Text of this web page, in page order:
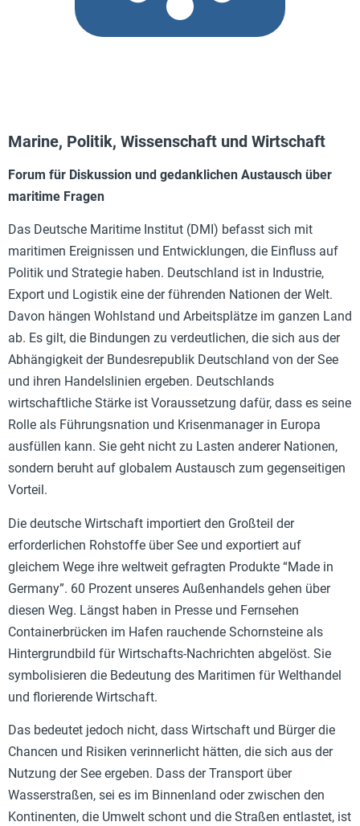
Marine, Politik, Wissenschaft und Wirtschaft
Forum für Diskussion und gedanklichen Austausch über
maritime Fragen
Das Deutsche Maritime Institut (DMI) befasst sich mit
maritimen Ereignissen und Entwicklungen, die Einfluss auf
Politik und Strategie haben. Deutschland ist in Industrie,
Export und Logistik eine der führenden Nationen der Welt.
Davon hängen Wohlstand und Arbeitsplätze im ganzen Land
ab. Es gilt, die Bindungen zu verdeutlichen, die sich aus der
Abhängigkeit der Bundesrepublik Deutschland von der See
und ihren Handelslinien ergeben. Deutschlands
wirtschaftliche Stärke ist Voraussetzung dafür, dass es seine
Rolle als Führungsnation und Krisenmanager in Europa
ausfüllen kann. Sie geht nicht zu Lasten anderer Nationen,
sondern beruht auf globalem Austausch zum gegenseitigen
Vorteil.
Die deutsche Wirtschaft importiert den Großteil der
erforderlichen Rohstoffe über See und exportiert auf
gleichem Wege ihre weltweit gefragten Produkte “Made in
Germany”. 60 Prozent unseres Außenhandels gehen über
diesen Weg. Längst haben in Presse und Fernsehen
Containerbrücken im Hafen rauchende Schornsteine als
Hintergrundbild für Wirtschafts-Nachrichten abgelöst. Sie
symbolisieren die Bedeutung des Maritimen für Welthandel
und florierende Wirtschaft.
Das bedeutet jedoch nicht, dass Wirtschaft und Bürger die
Chancen und Risiken verinnerlicht hätten, die sich aus der
Nutzung der See ergeben. Dass der Transport über
Wasserstraßen, sei es im Binnenland oder zwischen den
Kontinenten, die Umwelt schont und die Straßen entlastet, ist